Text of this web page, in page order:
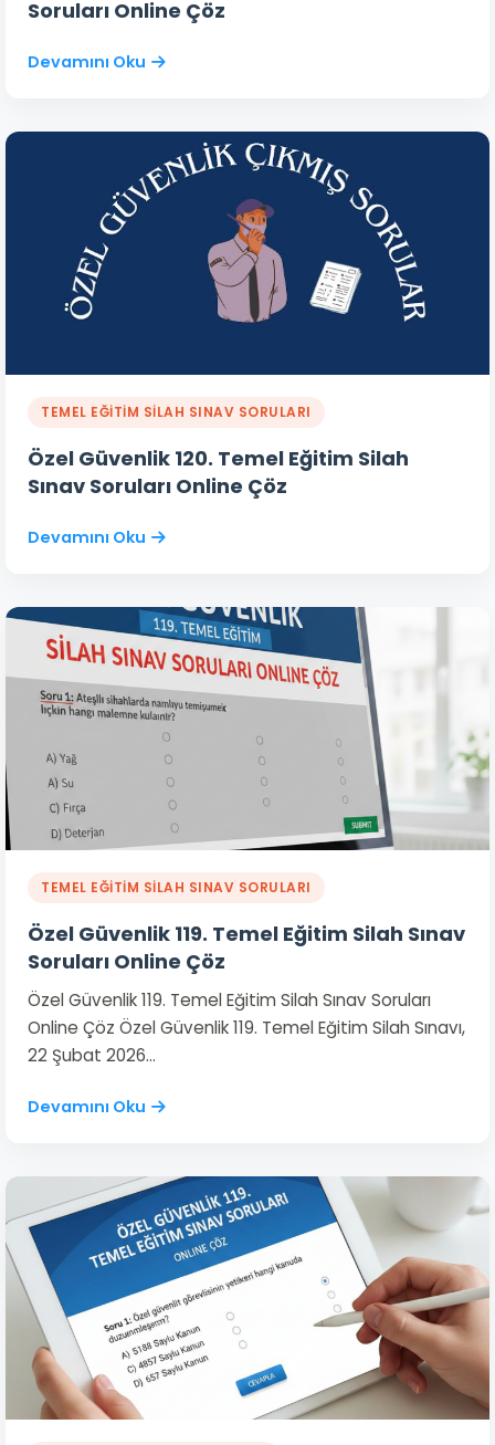
Soruları Online Çöz
Devamını Oku
TEMEL EĞİTİM SİLAH SINAV SORULARI
Özel Güvenlik 120. Temel Eğitim Silah
Sınav Soruları Online Çöz
Devamını Oku
TEMEL EĞİTİM SİLAH SINAV SORULARI
Özel Güvenlik 119. Temel Eğitim Silah Sınav
Soruları Online Çöz
Özel Güvenlik 119. Temel Eğitim Silah Sınav Soruları
Online Çöz Özel Güvenlik 119. Temel Eğitim Silah Sınavı,
22 Şubat 2026…
Devamını Oku